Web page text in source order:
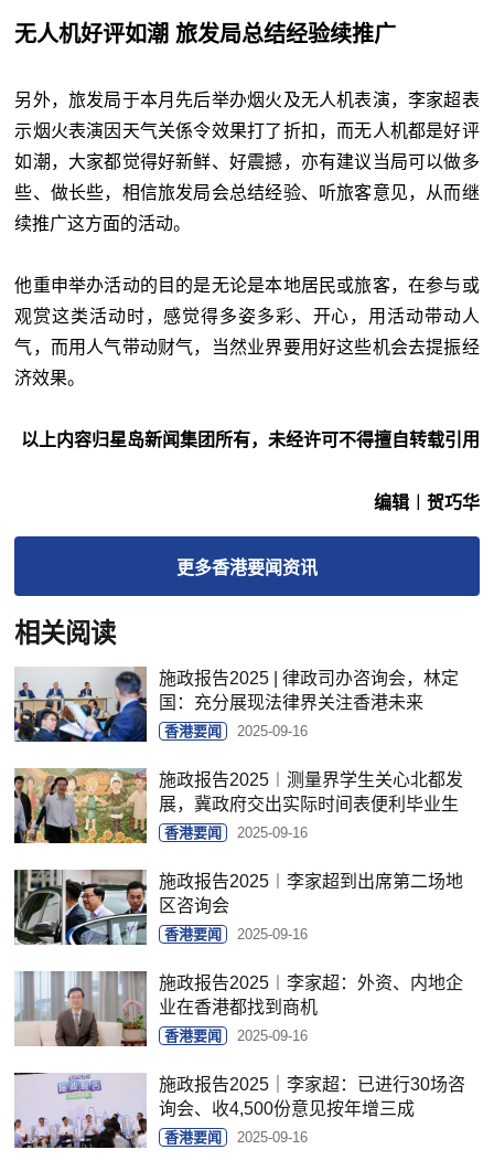
无人机好评如潮 旅发局总结经验续推广
另外，旅发局于本月先后举办烟火及无人机表演，李家超表
示烟火表演因天气关係令效果打了折扣，而无人机都是好评
如潮，大家都觉得好新鲜、好震撼，亦有建议当局可以做多
些、做长些，相信旅发局会总结经验、听旅客意见，从而继
续推广这方面的活动。
他重申举办活动的目的是无论是本地居民或旅客，在参与或
观赏这类活动时，感觉得多姿多彩、开心，用活动带动人
气，而用人气带动财气，当然业界要用好这些机会去提振经
济效果。
以上内容归星岛新闻集团所有，未经许可不得擅自转载引用
编辑︱贺巧华
更多香港要闻资讯
相关阅读
施政报告2025 | 律政司办咨询会，林定
国：充分展现法律界关注香港未来
香港要闻 2025-09-16
施政报告2025︱测量界学生关心北都发
展，冀政府交出实际时间表便利毕业生
香港要闻 2025-09-16
施政报告2025︱李家超到出席第二场地
区咨询会
香港要闻 2025-09-16
施政报告2025︱李家超：外资、内地企
业在香港都找到商机
香港要闻 2025-09-16
施政报告2025｜李家超：已进行30场咨
询会、收4,500份意见按年增三成
香港要闻 2025-09-16